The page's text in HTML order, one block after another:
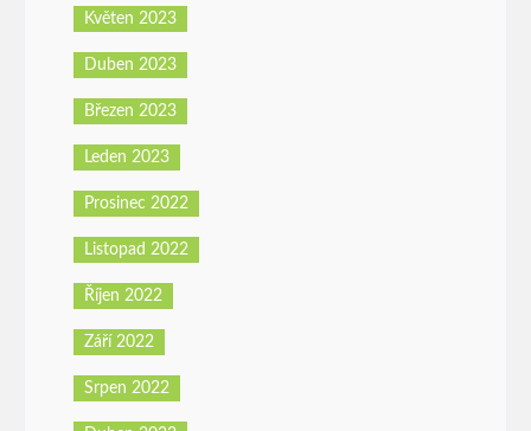
Květen 2023
Duben 2023
Březen 2023
Leden 2023
Prosinec 2022
Listopad 2022
Říjen 2022
Září 2022
Srpen 2022